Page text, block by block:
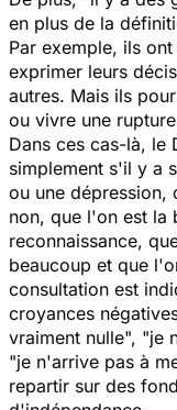
en plus de la
Par exemple, ils
exprimer leurs
autres. Mais ils
ou vivre une
Dans ces cas-là, le
simplement s'il y a
ou une dépression,
non, que l'on est la
reconnaissance,
beaucoup et que
consultation est
croyances
vraiment nulle", "je
"je n'arrive pas à
repartir sur des